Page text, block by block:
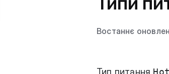
Востаннє
Тип питання